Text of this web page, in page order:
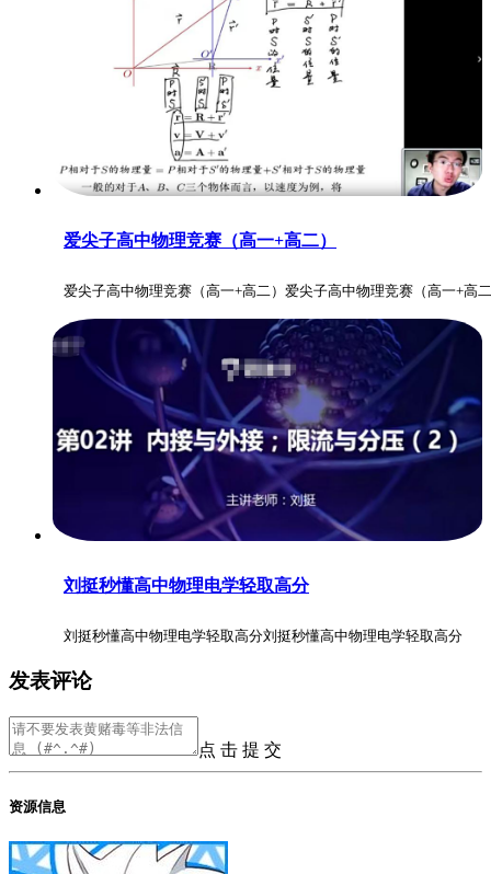
爱尖子高中物理竞赛（高一+高二）
爱尖子高中物理竞赛（高一+高二）爱尖子高中物理竞赛（高一+高
刘挺秒懂高中物理电学轻取高分
刘挺秒懂高中物理电学轻取高分刘挺秒懂高中物理电学轻取高分
发表评论
点 击 提 交
资源信息